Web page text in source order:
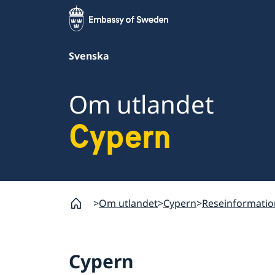
Svenska
Om utlandet
Cypern
Om utlandet Cypern
Cypern